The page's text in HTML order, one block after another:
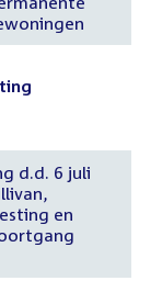
d.d. 6 juli
en